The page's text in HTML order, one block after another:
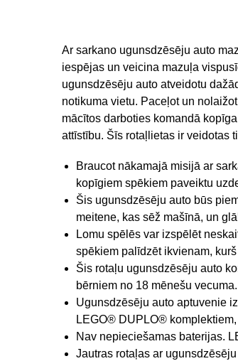
Ar sarkano ugunsdzēsēju auto
iespējas un veicina mazuļa
ugunsdzēsēju auto atveidotu
notikuma vietu. Paceļot un
mācītos darboties komandā
attīstību. Šīs rotaļlietas ir veidotas
Braucot nākamajā misijā ar
kopīgiem spēkiem paveiktu
Šis ugunsdzēsēju auto būs
meitene, kas sēž mašīnā, un
Lomu spēlēs var izspēlēt
spēkiem palīdzēt ikvienam,
Šis rotaļu ugunsdzēsēju auto
bērniem no 18 mēnešu vecuma.
Ugunsdzēsēju auto aptuvenie
LEGO® DUPLO®
Nav nepieciešamas baterijas.
Jautras rotaļas ar